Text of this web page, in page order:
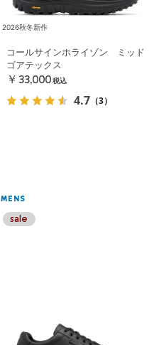
2026秋冬新作
コールサインホライゾン ミッド
ゴアテックス
￥33,000 税込
4.7 （3）
MENS